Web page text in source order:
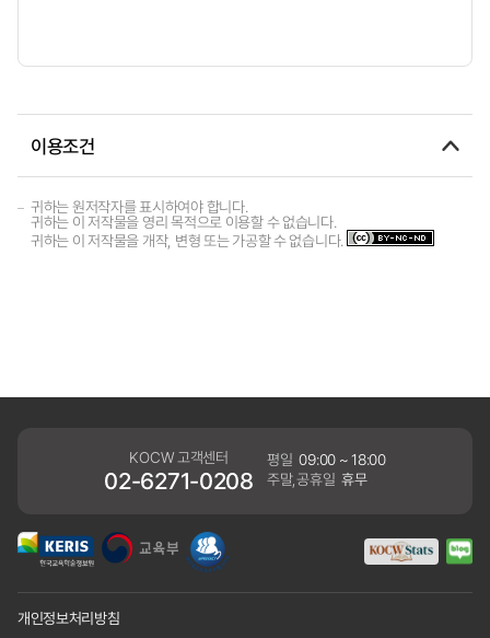
이용조건
귀하는 원저작자를 표시하여야 합니다.
귀하는 이 저작물을 영리 목적으로 이용할 수 없습니다.
귀하는 이 저작물을 개작, 변형 또는 가공할 수 없습니다.
KOCW 고객센터
02-6271-0208
평일 09:00 ~ 18:00
주말,공휴일 휴무
개인정보처리방침